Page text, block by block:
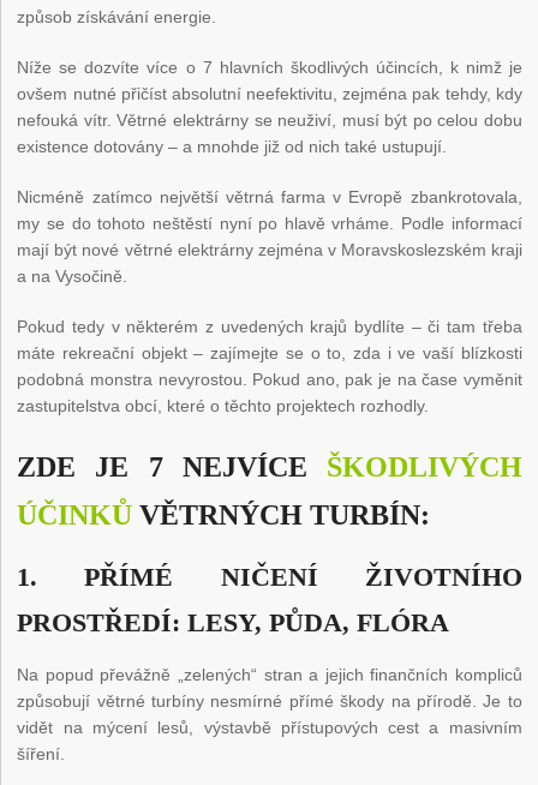
způsob získávání energie.
Níže se dozvíte více o 7 hlavních škodlivých účincích, k nimž je
ovšem nutné přičíst absolutní neefektivitu, zejména pak tehdy, kdy
nefouká vítr. Větrné elektrárny se neuživí, musí být po celou dobu
existence dotovány – a mnohde již od nich také ustupují.
Nicméně zatímco největší větrná farma v Evropě zbankrotovala,
my se do tohoto neštěstí nyní po hlavě vrháme. Podle informací
mají být nové větrné elektrárny zejména v Moravskoslezském kraji
a na Vysočině.
Pokud tedy v některém z uvedených krajů bydlíte – či tam třeba
máte rekreační objekt – zajímejte se o to, zda i ve vaší blízkosti
podobná monstra nevyrostou. Pokud ano, pak je na čase vyměnit
zastupitelstva obcí, které o těchto projektech rozhodly.
ZDE JE 7 NEJVÍCE ŠKODLIVÝCH
ÚČINKŮ VĚTRNÝCH TURBÍN:
1. PŘÍMÉ NIČENÍ ŽIVOTNÍHO
PROSTŘEDÍ: LESY, PŮDA, FLÓRA
Na popud převážně „zelených“ stran a jejich finančních kompliců
způsobují větrné turbíny nesmírné přímé škody na přírodě. Je to
vidět na mýcení lesů, výstavbě přístupových cest a masivním
šíření.